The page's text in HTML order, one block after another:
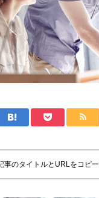
事のタイトルとURLをコピ